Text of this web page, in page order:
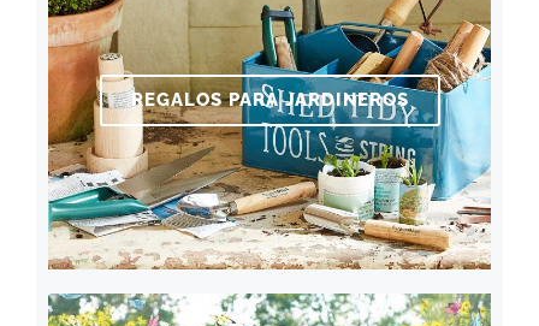
REGALOS PARA JARDINEROS